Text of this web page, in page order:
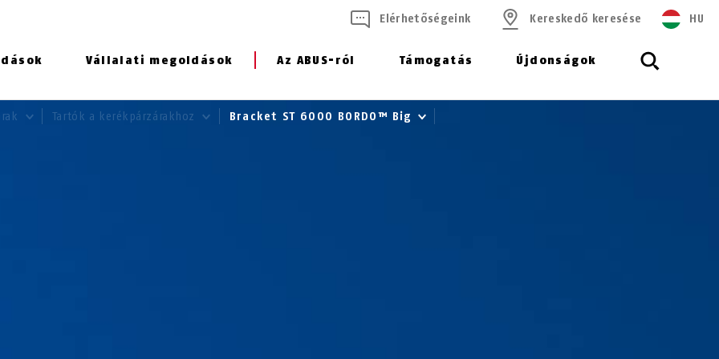
Vállalati megoldások Az ABUS-ról Támogatás Újdonságok
Elérhetőségeink Kereskedő keresése HU
Tartók a kerékpárzárakhoz Bracket ST 6000 BORDO™ Big